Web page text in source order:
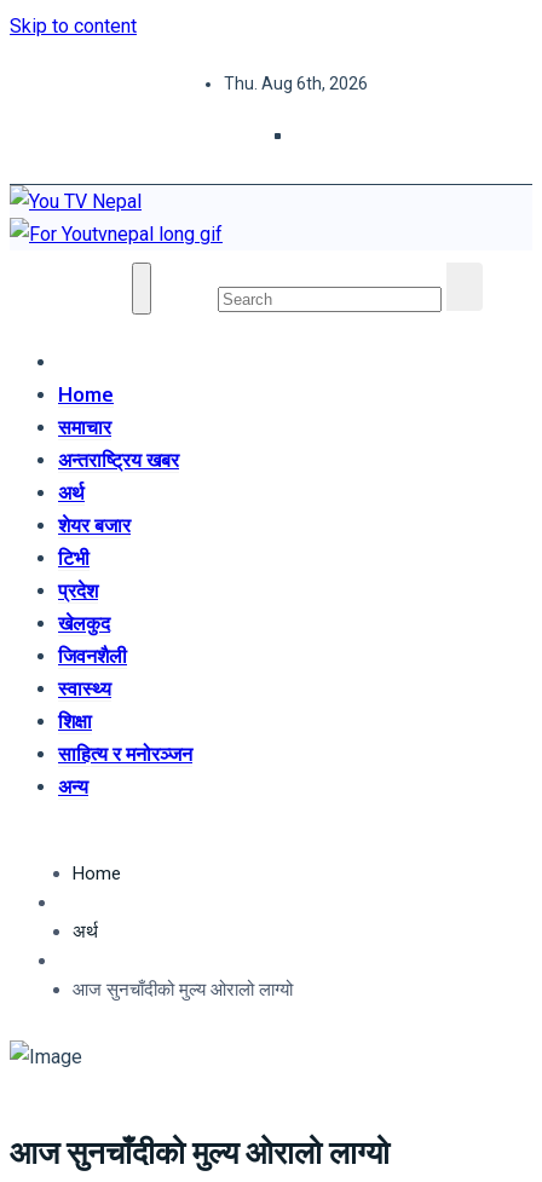
Skip to content
Thu. Aug 6th, 2026
Home
समाचार
अन्तराष्ट्रिय खबर
अर्थ
शेयर बजार
टिभी
प्रदेश
खेलकुद
जिवनशैली
स्वास्थ्य
शिक्षा
साहित्य र मनोरञ्जन
अन्य
Home
अर्थ
आज सुनचाँदीको मुल्य ओरालो लाग्यो
आज सुनचाँदीको मुल्य ओरालो लाग्यो